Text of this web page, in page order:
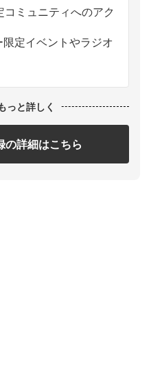
ミュニティへのアク
定イベントやラジオ
っと詳しく
詳細はこちら